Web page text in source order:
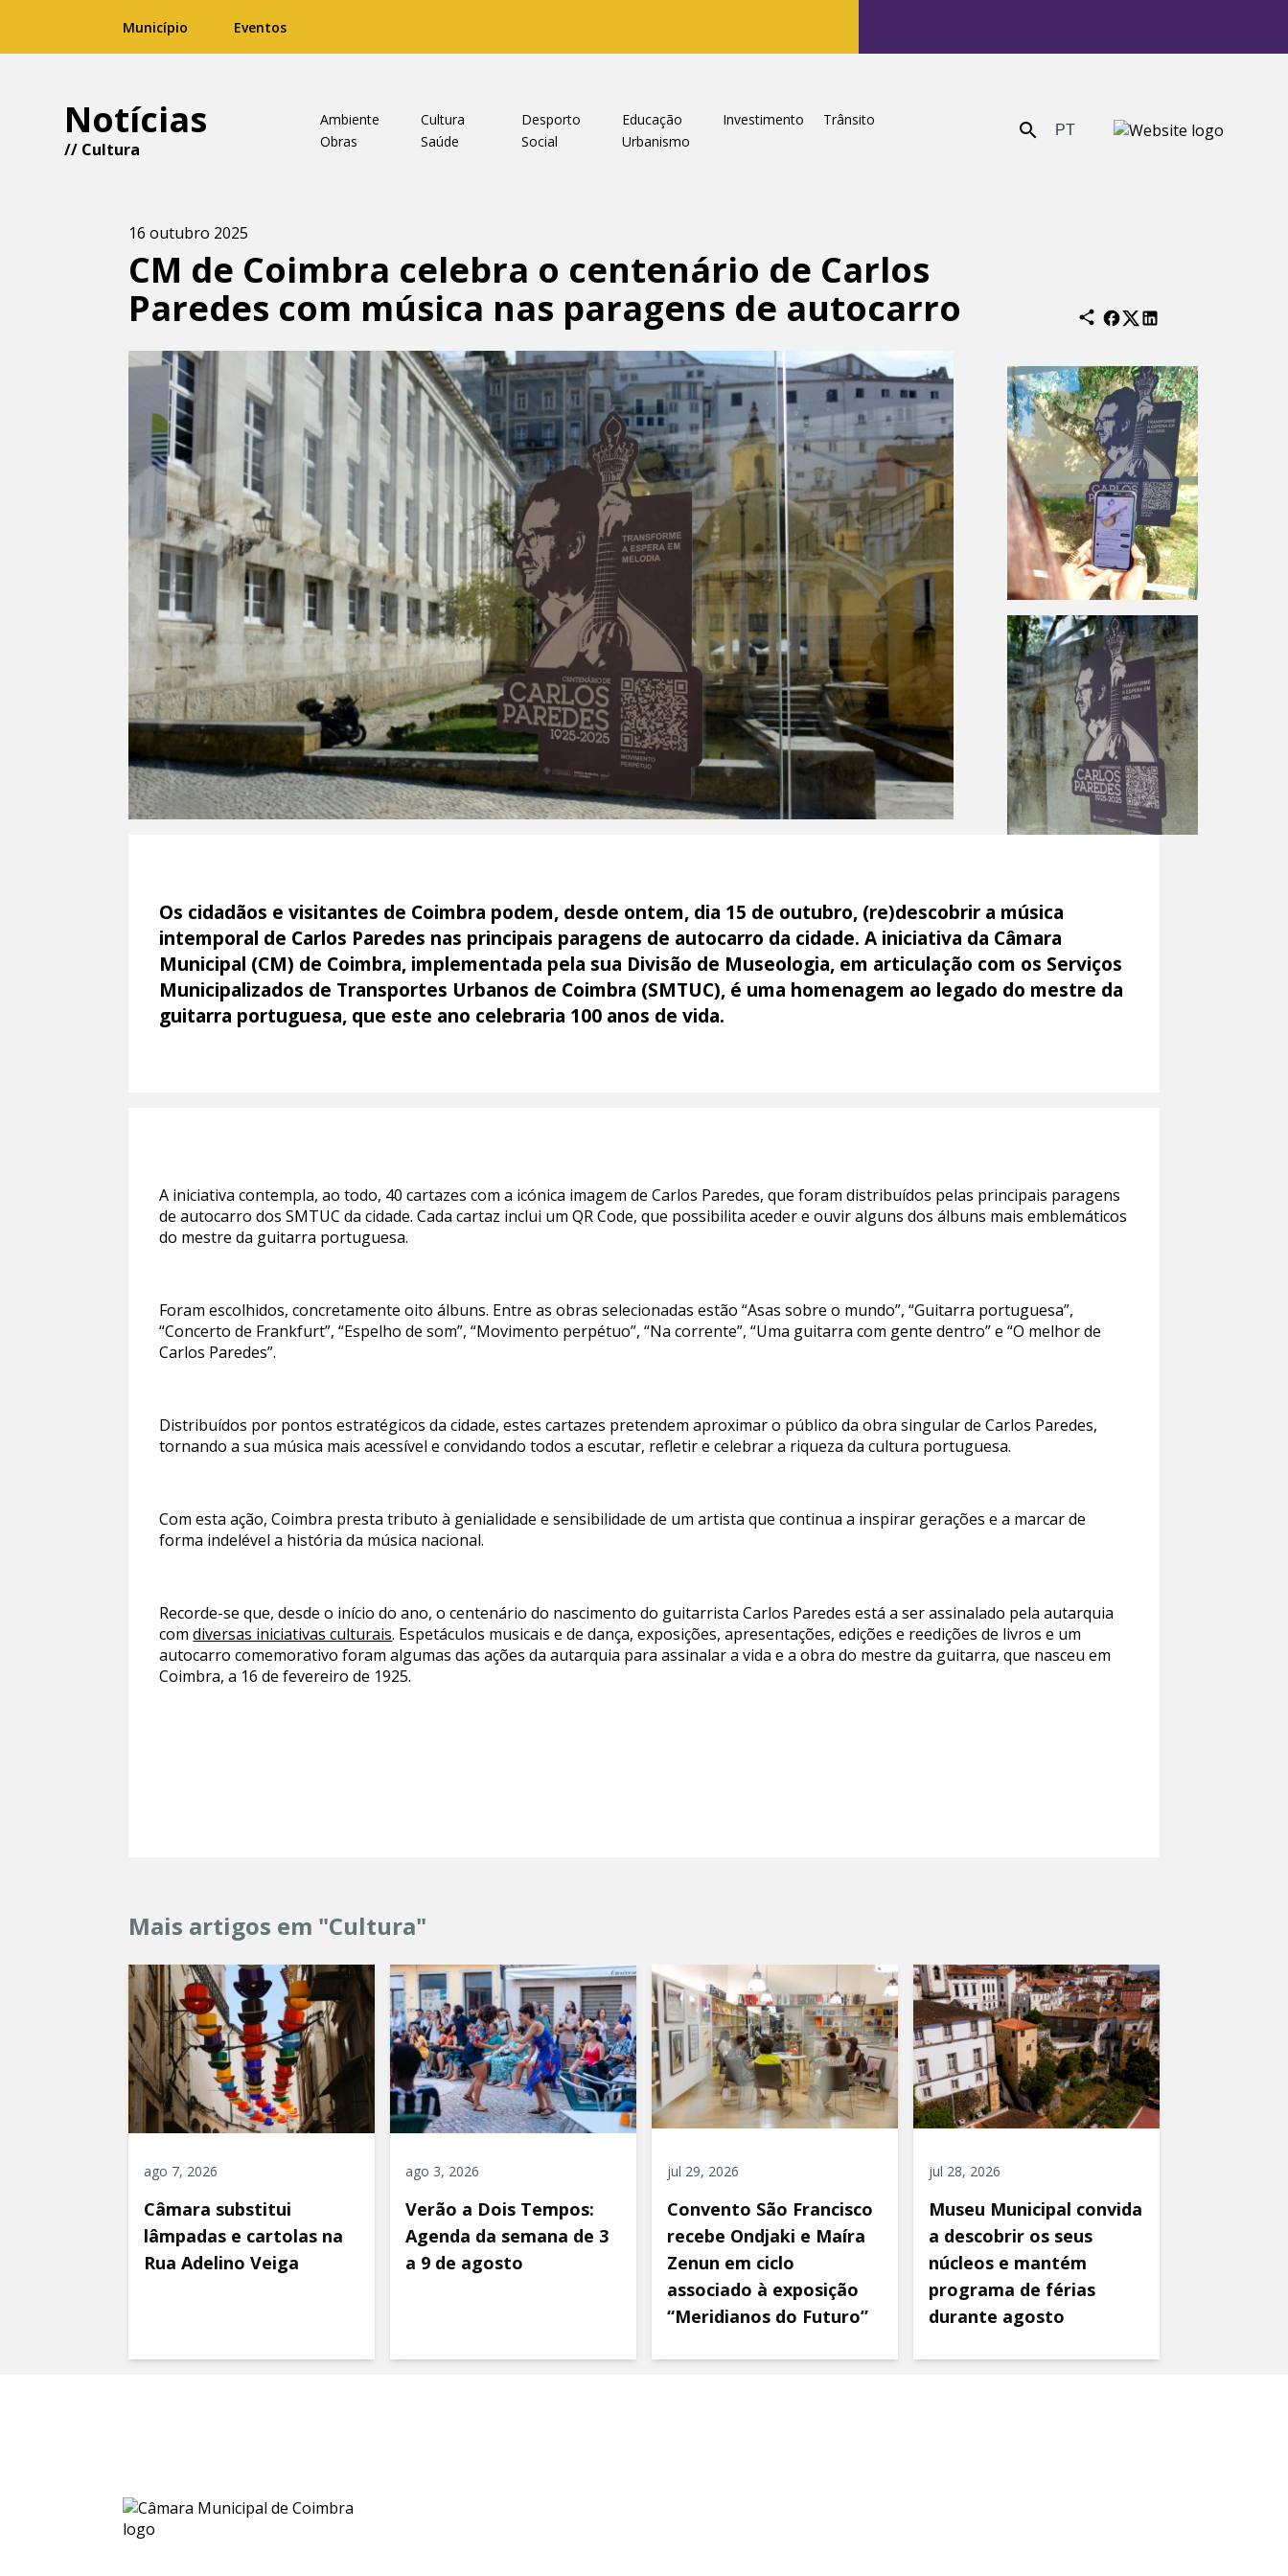
Município Eventos
Notícias
// Cultura
Ambiente Cultura Desporto Educação Investimento
Trânsito
Obras
Saúde Social Urbanismo Enviar PT
16 outubro 2025
CM de Coimbra celebra o centenário de Carlos
Paredes com música nas paragens de autocarro
Os cidadãos e visitantes de Coimbra podem, desde ontem, dia 15 de outubro, (re)descobrir a música
intemporal de Carlos Paredes nas principais paragens de autocarro da cidade. A iniciativa da Câmara
Municipal (CM) de Coimbra, implementada pela sua Divisão de Museologia, em articulação com os Serviços
Municipalizados de Transportes Urbanos de Coimbra (SMTUC), é uma homenagem ao legado do mestre da
guitarra portuguesa, que este ano celebraria 100 anos de vida.
A iniciativa contempla, ao todo, 40 cartazes com a icónica imagem de Carlos Paredes, que foram distribuídos pelas principais paragens
de autocarro dos SMTUC da cidade. Cada cartaz inclui um QR Code, que possibilita aceder e ouvir alguns dos álbuns mais emblemáticos
do mestre da guitarra portuguesa.
Foram escolhidos, concretamente oito álbuns. Entre as obras selecionadas estão “Asas sobre o mundo”, “Guitarra portuguesa”,
“Concerto de Frankfurt”, “Espelho de som”, “Movimento perpétuo”, “Na corrente”, “Uma guitarra com gente dentro” e “O melhor de
Carlos Paredes”.
Distribuídos por pontos estratégicos da cidade, estes cartazes pretendem aproximar o público da obra singular de Carlos Paredes,
tornando a sua música mais acessível e convidando todos a escutar, refletir e celebrar a riqueza da cultura portuguesa.
Com esta ação, Coimbra presta tributo à genialidade e sensibilidade de um artista que continua a inspirar gerações e a marcar de
forma indelével a história da música nacional.
Recorde-se que, desde o início do ano, o centenário do nascimento do guitarrista Carlos Paredes está a ser assinalado pela autarquia
comdiversas iniciativas culturais. Espetáculos musicais e de dança, exposições, apresentações, edições e reedições de livros e um
autocarro comemorativo foram algumas das ações da autarquia para assinalar a vida e a obra do mestre da guitarra, que nasceu em
Coimbra, a 16 de fevereiro de 1925.
Mais artigos em "Cultura"
ago 7, 2026
Câmara substitui
lâmpadas e cartolas na
Rua Adelino Veiga
ago 3, 2026
Verão a Dois Tempos:
Agenda da semana de 3
a 9 de agosto
jul 29, 2026
Convento São Francisco
recebe Ondjaki e Maíra
Zenun em ciclo
associado à exposição
“Meridianos do Futuro”
jul 28, 2026
Museu Municipal convida
a descobrir os seus
núcleos e mantém
programa de férias
durante agosto